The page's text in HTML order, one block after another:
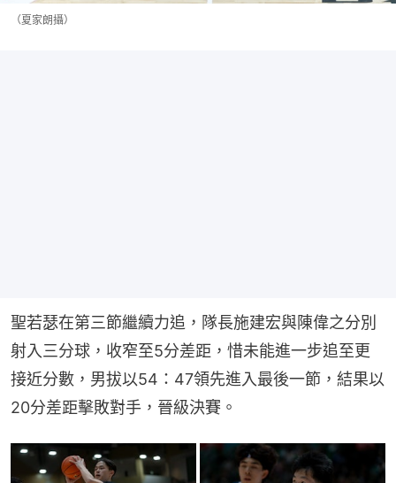
（夏家朗攝）
聖若瑟在第三節繼續力追，隊長施建宏與陳偉之分別
射入三分球，收窄至5分差距，惜未能進一步追至更
接近分數，男拔以54：47領先進入最後一節，結果以
20分差距擊敗對手，晉級決賽。